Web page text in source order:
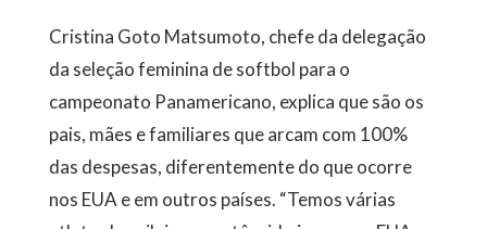
Cristina Goto Matsumoto, chefe da delegação
da seleção feminina de softbol para o
campeonato Panamericano, explica que são os
pais, mães e familiares que arcam com 100%
das despesas, diferentemente do que ocorre
nos EUA e em outros países. “Temos várias